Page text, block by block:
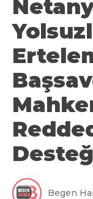
Begen